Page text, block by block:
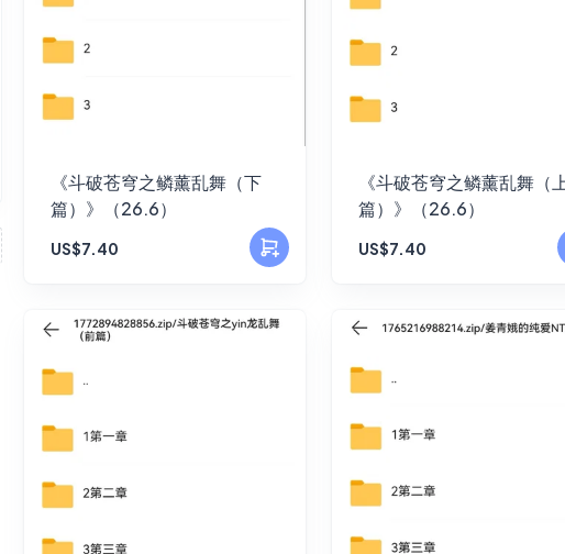
《斗破苍穹之鳞薰乱舞（下
篇）》（26.6）
US$7.40
《斗破苍穹之鳞薰乱舞（
篇）》（26.6）
US$7.40